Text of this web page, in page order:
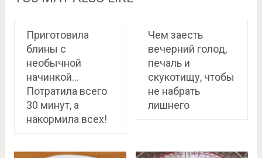
Приготовила
блины с
необычной
начинкой…
Потратила всего
30 минут, а
накормила всех!
Чем заесть
вечерний голод,
печаль и
скукотищу, чтобы
не набрать
лишнего